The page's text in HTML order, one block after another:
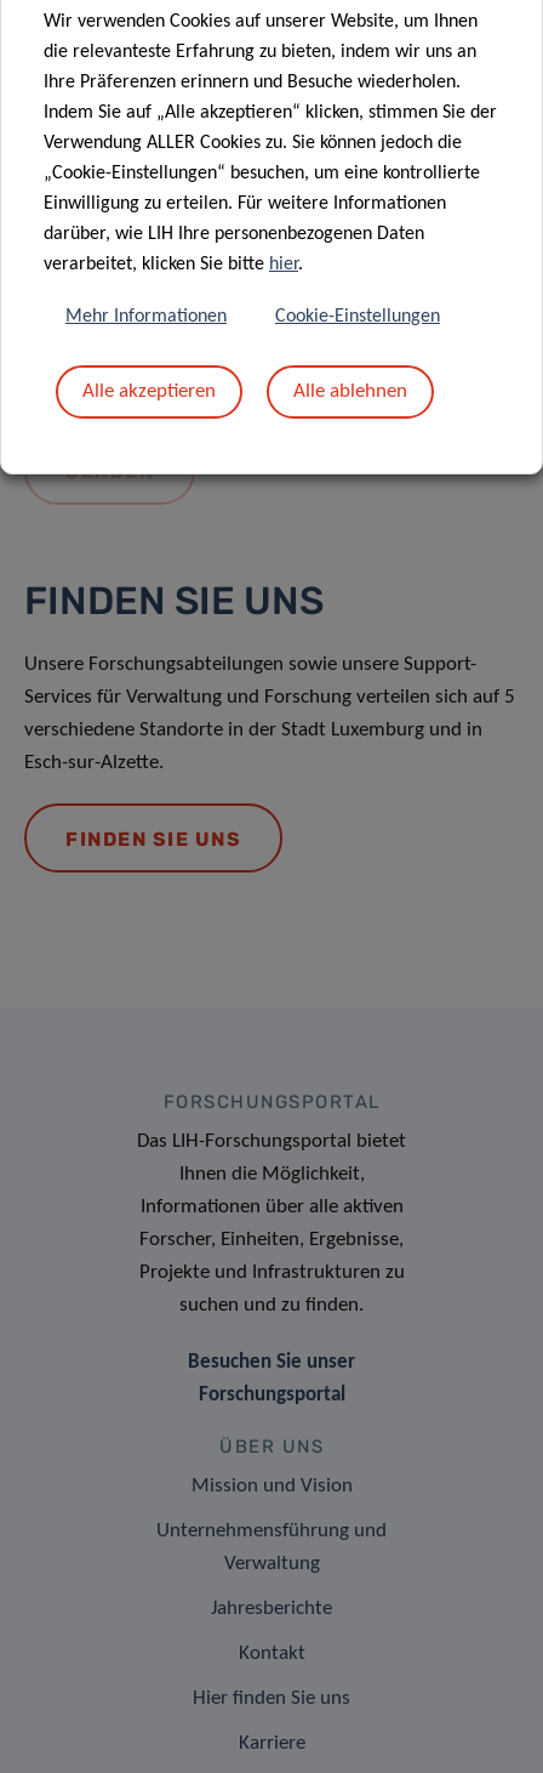
Mit dem Absenden Ihrer Nachricht erklären Sie
Datenschutzrichtlinie.
FINDEN SIE UNS
Unsere Forschungsabteilungen sowie unsere Support-
Services für Verwaltung und Forschung verteilen sich auf 5
verschiedene Standorte in der Stadt Luxemburg und in
Esch-sur-Alzette.
FINDEN SIE UNS
FORSCHUNGSPORTAL
Das LIH-Forschungsportal bietet
Ihnen die Möglichkeit,
Informationen über alle aktiven
Forscher, Einheiten, Ergebnisse,
Projekte und Infrastrukturen zu
suchen und zu finden.
Besuchen Sie unser
Forschungsportal
ÜBER UNS
Mission und Vision
Unternehmensführung und
Verwaltung
Jahresberichte
Kontakt
Hier finden Sie uns
Karriere
Wir verwenden Cookies auf unserer Website, um Ihnen
die relevanteste Erfahrung zu bieten, indem wir uns an
Ihre Präferenzen erinnern und Besuche wiederholen.
Indem Sie auf „Alle akzeptieren“ klicken, stimmen Sie der
Verwendung ALLER Cookies zu. Sie können jedoch die
„Cookie-Einstellungen“ besuchen, um eine kontrollierte
Einwilligung zu erteilen. Für weitere Informationen
darüber, wie LIH Ihre personenbezogenen Daten
verarbeitet, klicken Sie bitte hier.
Mehr Informationen Cookie-Einstellungen
Alle akzeptieren Alle ablehnen